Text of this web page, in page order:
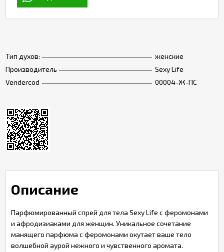
Тип духов:
женские
Производитель
Sexy Life
Vendercod
00004-Ж-ПС
Описание
Парфюмированный спрей для тела Sexy Life с феромонами
и афродизиаками для женщин. Уникальное сочетание
манящего парфюма с феромонами окутает ваше тело
волшебной аурой нежного и чувственного аромата.